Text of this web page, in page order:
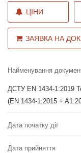
ЦІНИ
ЗАЯВКА НА
Найменування
ДСТУ EN 1434-1:2019
(EN 1434-1:2015 +
Дата початку дії
Дата прийняття